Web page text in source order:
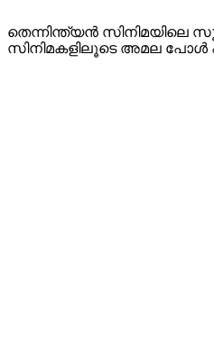
തെന്നിന്ത്യന്‍
സിനിമകളിലൂടെ അമല പോള്‍